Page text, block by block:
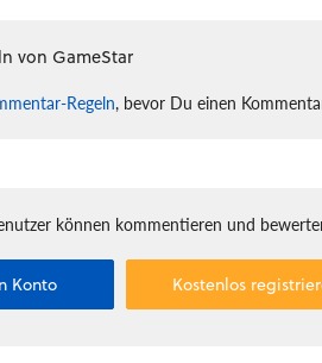
von GameStar
Regeln, bevor Du einen
können kommentieren und
Konto Kostenlos